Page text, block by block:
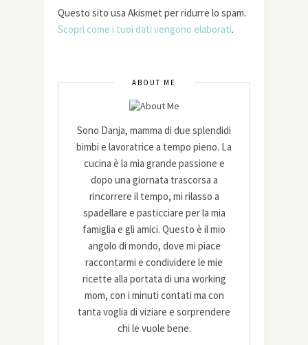
Questo sito usa Akismet per ridurre lo spam.
Scopri come i tuoi dati vengono elaborati.
ABOUT ME
Sono Danja, mamma di due splendidi
bimbi e lavoratrice a tempo pieno. La
cucina è la mia grande passione e
dopo una giornata trascorsa a
rincorrere il tempo, mi rilasso a
spadellare e pasticciare per la mia
famiglia e gli amici. Questo è il mio
angolo di mondo, dove mi piace
raccontarmi e condividere le mie
ricette alla portata di una working
mom, con i minuti contati ma con
tanta voglia di viziare e sorprendere
chi le vuole bene.